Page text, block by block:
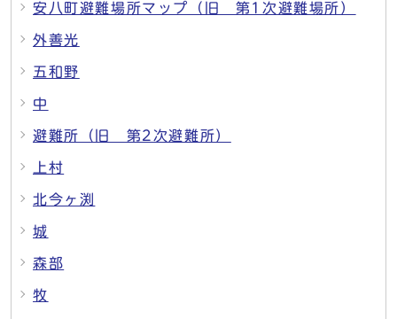
安八町避難場所マップ（旧 第1次避難場所）
外善光
五和野
中
避難所（旧 第2次避難所）
上村
北今ヶ渕
城
森部
牧